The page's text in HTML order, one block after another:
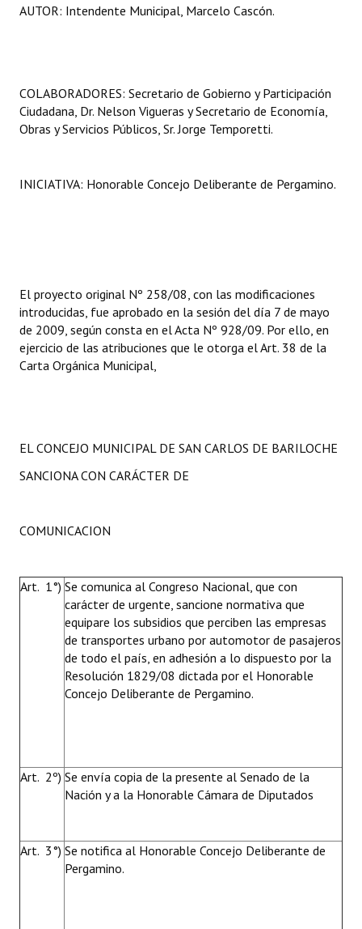
AUTOR: Intendente Municipal, Marcelo Cascón.
COLABORADORES: Secretario de Gobierno y Participación
Ciudadana, Dr. Nelson Vigueras y Secretario de Economía,
Obras y Servicios Públicos, Sr. Jorge Temporetti.
INICIATIVA: Honorable Concejo Deliberante de Pergamino.
El proyecto original Nº 258/08, con las modificaciones
introducidas, fue aprobado en la sesión del día 7 de mayo
de 2009, según consta en el Acta Nº 928/09. Por ello, en
ejercicio de las atribuciones que le otorga el Art. 38 de la
Carta Orgánica Municipal,
EL CONCEJO MUNICIPAL DE SAN CARLOS DE BARILOCHE
SANCIONA CON CARÁCTER DE
COMUNICACION
Art. 1°) Se comunica al Congreso Nacional, que con
carácter de urgente, sancione normativa que
equipare los subsidios que perciben las empresas
de transportes urbano por automotor de pasajeros
de todo el país, en adhesión a lo dispuesto por la
Resolución 1829/08 dictada por el Honorable
Concejo Deliberante de Pergamino.
Art. 2º) Se envía copia de la presente al Senado de la
Nación y a la Honorable Cámara de Diputados
Art. 3°) Se notifica al Honorable Concejo Deliberante de
Pergamino.